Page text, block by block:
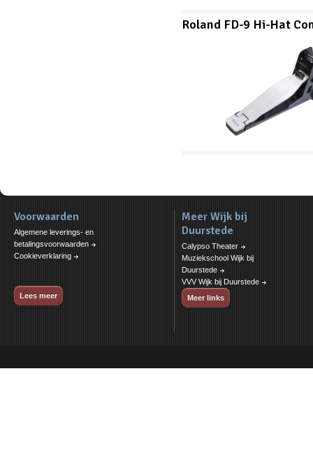
Roland FD-9 Hi-Hat
Voorwaarden
Algemene leverings- en
betalingsvoorwaarden
Cookieverklaring
Lees meer
Meer Wijk bij
Duurstede
Calypso Theater
Muziekschool Wijk bij
Duurstede
VVV Wijk bij Duurstede
Meer links